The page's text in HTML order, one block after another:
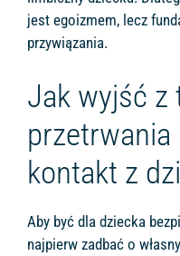
jest egoizmem, lecz
przywiązania.
Jak wyjść z
kontakt z
Aby być dla dziecka
najpierw zadbać o